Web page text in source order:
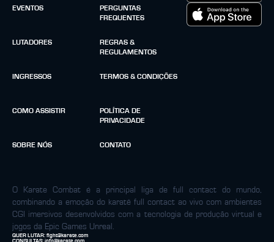
EVENTOS
LUTADORES
INGRESSOS
COMO ASSISTIR
SOBRE NÓS
PERGUNTAS
FREQUENTES
REGRAS &
REGULAMENTOS
TERMOS & CONDIÇÕES
POLÍTICA DE
PRIVACIDADE
CONTATO
O Karate Combat é a principal liga de full contact do mundo,
combinando a emoção do karatê full contact ao vivo com ambientes
CGI imersivos desenvolvidos com a tecnologia de produção virtual e
jogos da Epic Games Unreal.
QUER LUTAR: fight@karate.com
CONSULTAS: info@karate.com